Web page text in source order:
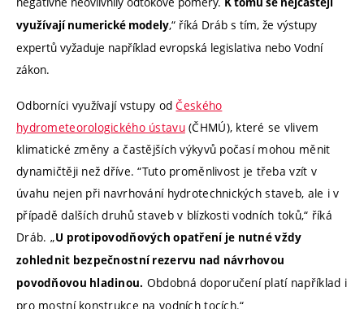
využívají numerické modely,“ říká Dráb s tím, že výstupy
expertů vyžaduje například evropská legislativa nebo Vodní
zákon.
Odborníci využívají vstupy odČeského
hydrometeorologického ústavu(ČHMÚ), které se vlivem
klimatické změny a častějších výkyvů počasí mohou měnit
dynamičtěji než dříve. “Tuto proměnlivost je třeba vzít v
úvahu nejen při navrhování hydrotechnických staveb, ale i v
případě dalších druhů staveb v blízkosti vodních toků,“ říká
Dráb. „U protipovodňových opatření je nutné vždy
zohlednit bezpečnostní rezervu nad návrhovou
povodňovou hladinou. Obdobná doporučení platí například i
pro mostní konstrukce na vodních tocích.“